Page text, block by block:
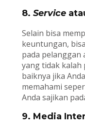
8. Service
Selain bisa
keuntungan,
pada pelanggan
yang tidak kalah
baiknya jika
memahami
Anda sajikan
9. Media